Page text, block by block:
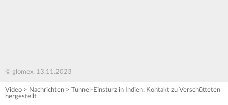
© glomex, 13.11.2023
Video > Nachrichten > Tunnel-Einsturz in Indien: Kontakt zu Verschütteten
hergestellt